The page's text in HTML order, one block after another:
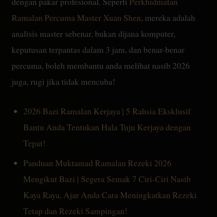
Ramalan Percuma Master Xuan Shen, mereka adalah
analisis master sebenar, bukan dijana komputer,
keputusan terpantas dalam 3 jam, dan benar-benar
percuma, boleh membantu anda melihat nasib 2026
juga, rugi jika tidak mencuba!
2026 Bazi Ramalan Kerjaya | 5 Rahsia Eksklusif
Bantu Anda Tentukan Hala Tuju Kerjaya dengan
Tepat!
Panduan Muktamad Ramalan Rezeki 2026
Mengikut Bazi | Segera Semak 7 Ciri-Ciri Nasib
Kaya Raya, Ajar Anda Cara Meningkatkan Rezeki
Tetap dan Rezeki Sampingan!